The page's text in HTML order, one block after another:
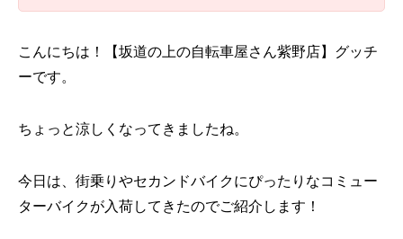
こんにちは！【坂道の上の自転車屋さん紫野店】グッチ
ーです。
ちょっと涼しくなってきましたね。
今日は、街乗りやセカンドバイクにぴったりなコミュー
ターバイクが入荷してきたのでご紹介します！